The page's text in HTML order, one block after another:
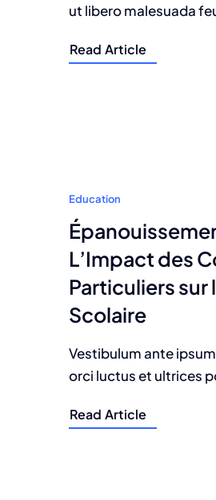
ut libero malesuada
Read Article
Education
L’Impact des
Particuliers sur
Scolaire
Vestibulum ante
orci luctus et ultrices
Read Article